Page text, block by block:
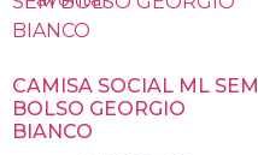
CAMISA SOCIAL ML SEM
BOLSO GEORGIO
BIANCO